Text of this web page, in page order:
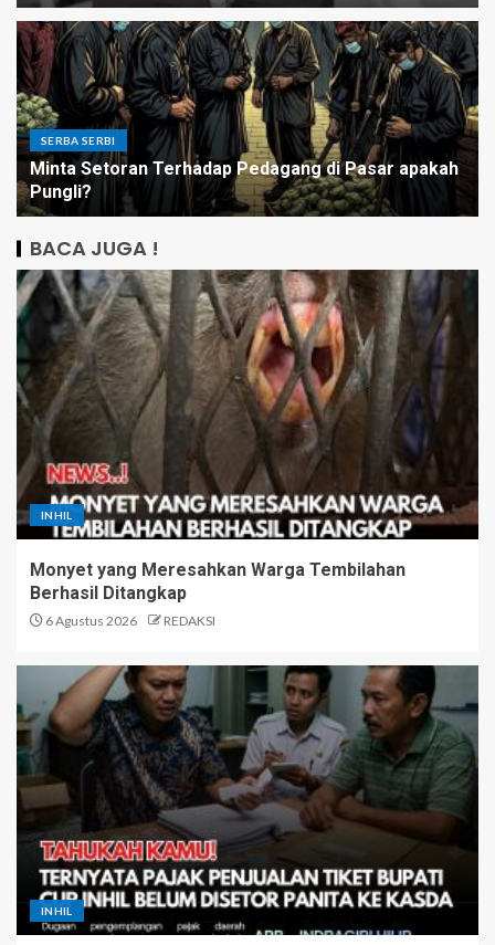
SERBA SERBI
Minta Setoran Terhadap Pedagang di Pasar apakah
Pungli?
BACA JUGA !
INHIL
Monyet yang Meresahkan Warga Tembilahan
Berhasil Ditangkap
6 Agustus 2026 REDAKSI
INHIL